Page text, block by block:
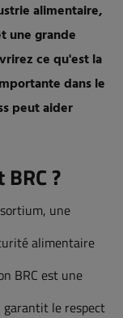
alimentaire,
une grande
ce qu'est la
dans le
peut aider
?
une
alimentaire
BRC est une
le respect